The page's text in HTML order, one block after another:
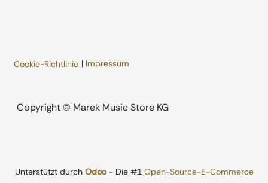
Cookie-Richtlinie | Impressum
​Copyright © Marek Music Store KG
Unterstützt durch Odoo - Die #1 Open-Source-E-Commerce